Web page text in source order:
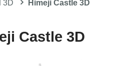
3D
Himeji Castle 3D
Castle 3D